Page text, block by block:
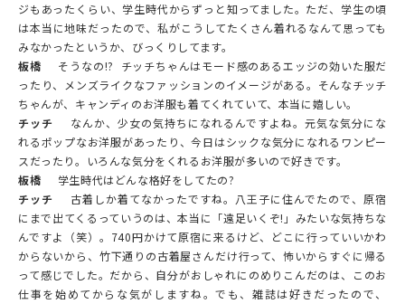
ジもあったくらい、学生時代からずっと知ってました。ただ、学生の頃
は本当に地味だったので、私がこうしてたくさん着れるなんて思っても
みなかったというか、びっくりしてます。
板橋
そうなの!? チッチちゃんはモード感のあるエッジの効いた服だ
ったり、メンズライクなファッションのイメージがある。そんなチッチ
ちゃんが、キャンディのお洋服も着てくれていて、本当に嬉しい。
チッチ
なんか、少女の気持ちになれるんですよね。元気な気分にな
れるポップなお洋服があったり、今日はシックな気分になれるワンピー
スだったり。いろんな気分をくれるお洋服が多いので好きです。
板橋
学生時代はどんな格好をしてたの?
チッチ
古着しか着てなかったですね。八王子に住んでたので、原宿
にまで出てくるっていうのは、本当に「遠足いくぞ!」みたいな気持ちな
んですよ（笑）。740円かけて原宿に来るけど、どこに行っていいかわ
からないから、竹下通りの古着屋さんだけ行って、怖いからすぐに帰る
って感じでした。だから、自分がおしゃれにのめりこんだのは、このお
仕事を始めてからな気がしますね。でも、雑誌は好きだったので、